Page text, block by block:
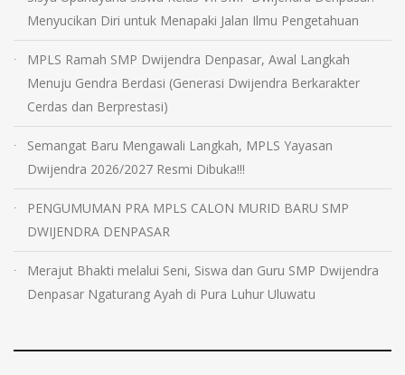
Menyucikan Diri untuk Menapaki Jalan Ilmu Pengetahuan
MPLS Ramah SMP Dwijendra Denpasar, Awal Langkah
Menuju Gendra Berdasi (Generasi Dwijendra Berkarakter
Cerdas dan Berprestasi)
Semangat Baru Mengawali Langkah, MPLS Yayasan
Dwijendra 2026/2027 Resmi Dibuka!!!
PENGUMUMAN PRA MPLS CALON MURID BARU SMP
DWIJENDRA DENPASAR
Merajut Bhakti melalui Seni, Siswa dan Guru SMP Dwijendra
Denpasar Ngaturang Ayah di Pura Luhur Uluwatu